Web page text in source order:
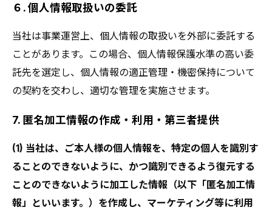
６. 個人情報取扱いの委託
当社は事業運営上、個人情報の取扱いを外部に委託する
ことがあります。この場合、個人情報保護水準の高い委
託先を選定し、個人情報の適正管理・機密保持について
の契約を交わし、適切な管理を実施させます。
7. 匿名加工情報の作成・利用・第三者提供
(1) 当社は、ご本人様の個人情報を、特定の個人を識別す
ることのできないように、かつ識別できるよう復元する
ことのできないように加工した情報（以下「匿名加工情
報」といいます。）を作成し、マーケティング等に利用